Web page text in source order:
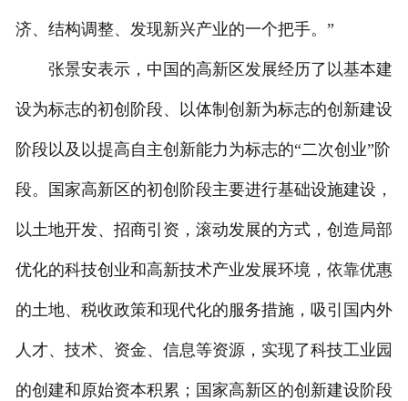
济、结构调整、发现新兴产业的一个把手。”
张景安表示，中国的高新区发展经历了以基本建
设为标志的初创阶段、以体制创新为标志的创新建设
阶段以及以提高自主创新能力为标志的“二次创业”阶
段。国家高新区的初创阶段主要进行基础设施建设，
以土地开发、招商引资，滚动发展的方式，创造局部
优化的科技创业和高新技术产业发展环境，依靠优惠
的土地、税收政策和现代化的服务措施，吸引国内外
人才、技术、资金、信息等资源，实现了科技工业园
的创建和原始资本积累；国家高新区的创新建设阶段